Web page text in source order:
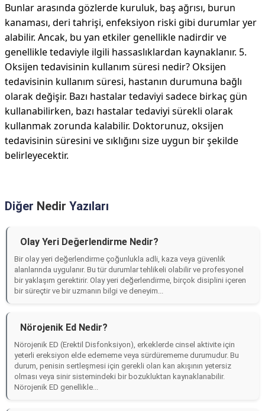
Bunlar arasında gözlerde kuruluk, baş ağrısı, burun
kanaması, deri tahrişi, enfeksiyon riski gibi durumlar yer
alabilir. Ancak, bu yan etkiler genellikle nadirdir ve
genellikle tedaviyle ilgili hassaslıklardan kaynaklanır. 5.
Oksijen tedavisinin kullanım süresi nedir? Oksijen
tedavisinin kullanım süresi, hastanın durumuna bağlı
olarak değişir. Bazı hastalar tedaviyi sadece birkaç gün
kullanabilirken, bazı hastalar tedaviyi sürekli olarak
kullanmak zorunda kalabilir. Doktorunuz, oksijen
tedavisinin süresini ve sıklığını size uygun bir şekilde
belirleyecektir.
Diğer Nedir Yazıları
Olay Yeri Değerlendirme Nedir?
Bir olay yeri değerlendirme çoğunlukla adli, kaza veya güvenlik
alanlarında uygulanır. Bu tür durumlar tehlikeli olabilir ve profesyonel
bir yaklaşım gerektirir. Olay yeri değerlendirme, birçok disiplini içeren
bir süreçtir ve bir uzmanın bilgi ve deneyim...
Nörojenik Ed Nedir?
Nörojenik ED (Erektil Disfonksiyon), erkeklerde cinsel aktivite için
yeterli ereksiyon elde edememe veya sürdürememe durumudur. Bu
durum, penisin sertleşmesi için gerekli olan kan akışının yetersiz
olması veya sinir sistemindeki bir bozukluktan kaynaklanabilir.
Nörojenik ED genellikle...